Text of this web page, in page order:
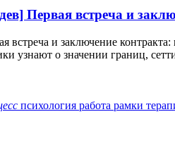
Первая встреча и
и заключение
узнают о значении границ,
психология работа рамки